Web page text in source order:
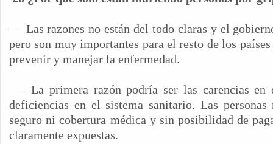
–
Las razones no están del todo claras y el
pero son muy importantes para el resto de los
prevenir y manejar la enfermedad.
– La primera razón podría ser las carencias en
deficiencias en el sistema sanitario. Las personas
seguro ni cobertura médica y sin posibilidad de
claramente expuestas.